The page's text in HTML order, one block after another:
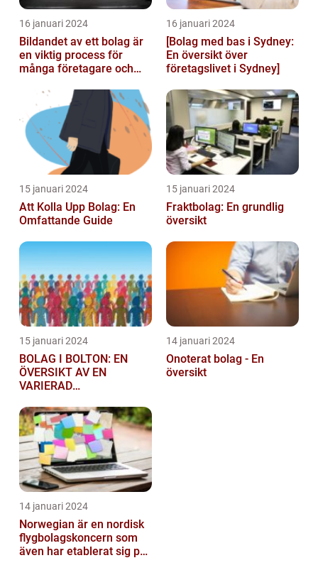
16 januari 2024
Bildandet av ett bolag är
en viktig process för
många företagare och
starta ...
16 januari 2024
[Bolag med bas i Sydney:
En översikt över
företagslivet i Sydney]
15 januari 2024
Att Kolla Upp Bolag: En
Omfattande Guide
15 januari 2024
Fraktbolag: En grundlig
översikt
15 januari 2024
BOLAG I BOLTON: EN
ÖVERSIKT AV EN
VARIERAD
14 januari 2024
Onoterat bolag - En
översikt
14 januari 2024
Norwegian är en nordisk
flygbolagskoncern som
även har etablerat sig på